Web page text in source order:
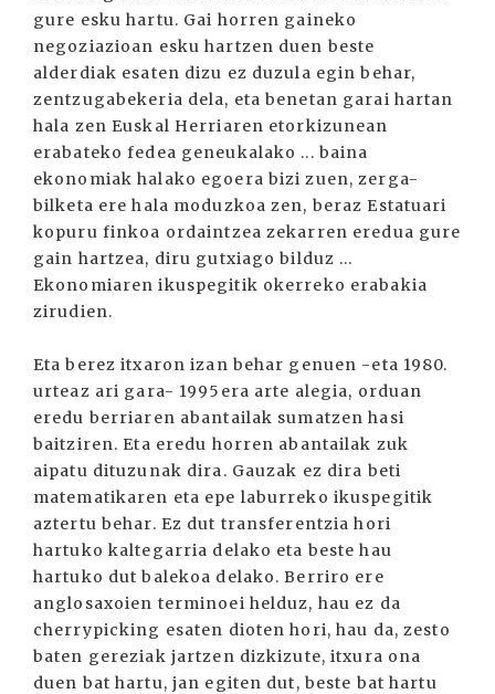
gure esku hartu. Gai horren gaineko
negoziazioan esku hartzen duen beste
alderdiak esaten dizu ez duzula egin behar,
zentzugabekeria dela, eta benetan garai hartan
hala zen Euskal Herriaren etorkizunean
erabateko fedea geneukalako ... baina
ekonomiak halako egoera bizi zuen, zerga-
bilketa ere hala moduzkoa zen, beraz Estatuari
kopuru finkoa ordaintzea zekarren eredua gure
gain hartzea, diru gutxiago bilduz ...
Ekonomiaren ikuspegitik okerreko erabakia
zirudien.
Eta berez itxaron izan behar genuen -eta 1980.
urteaz ari gara- 1995era arte alegia, orduan
eredu berriaren abantailak sumatzen hasi
baitziren. Eta eredu horren abantailak zuk
aipatu dituzunak dira. Gauzak ez dira beti
matematikaren eta epe laburreko ikuspegitik
aztertu behar. Ez dut transferentzia hori
hartuko kaltegarria delako eta beste hau
hartuko dut balekoa delako. Berriro ere
anglosaxoien terminoei helduz, hau ez da
cherrypicking esaten dioten hori, hau da, zesto
baten gereziak jartzen dizkizute, itxura ona
duen bat hartu, jan egiten dut, beste bat hartu